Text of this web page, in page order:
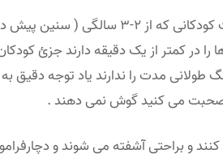
روانشناسان و مشاوران متخصص کودک و نوجوان در حقیقت
را در کمتر از یک دقیقه دارند جزئ
مدت را ندارند یاد توجه دقیق به
صحبت می کنید گوش نمی دهند .
کنند و براحتی آشفته می شوند و